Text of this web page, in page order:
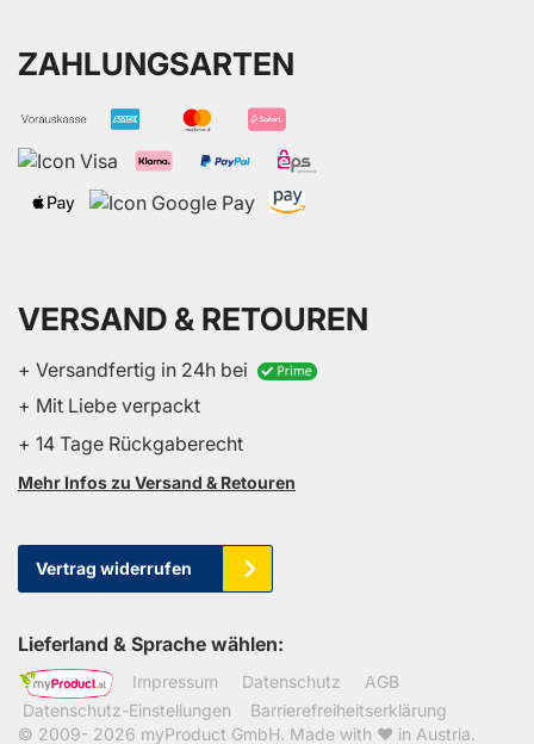
ZAHLUNGSARTEN
VERSAND & RETOUREN
+ Versandfertig in 24h bei
+ Mit Liebe verpackt
+ 14 Tage Rückgaberecht
Mehr Infos zu Versand & Retouren
Vertrag widerrufen
Lieferland & Sprache wählen:
Impressum Datenschutz
AGB
Datenschutz-Einstellungen
Barrierefreiheitserklärung
© 2009- 2026 myProduct GmbH. Made with ❤ in Austria.